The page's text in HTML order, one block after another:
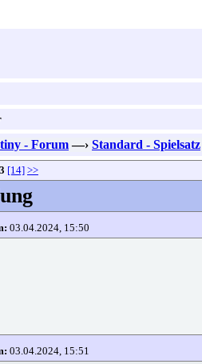
- Forum —› Standard - Spielsatz
[14] >>
03.04.2024, 15:50
03.04.2024, 15:51